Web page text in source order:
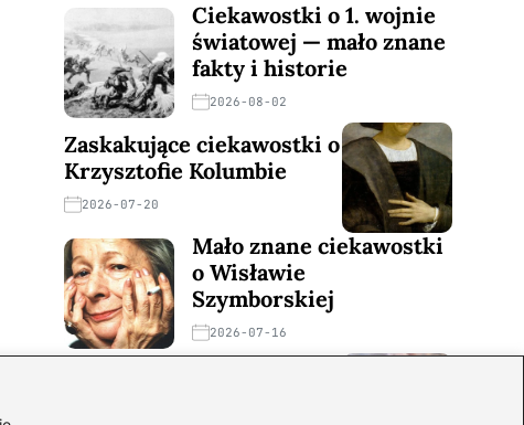
Ciekawostki o 1. wojnie
światowej — mało znane
fakty i historie
2026-08-02
Zaskakujące ciekawostki o
Krzysztofie Kolumbie
2026-07-20
Mało znane ciekawostki
o Wisławie
Szymborskiej
2026-07-16